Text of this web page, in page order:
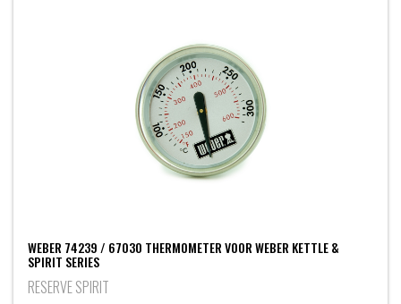
WEBER 74239 / 67030 THERMOMETER VOOR WEBER KETTLE &
SPIRIT SERIES
RESERVE SPIRIT